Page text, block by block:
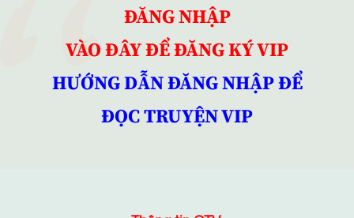
ĐĂNG NHẬP
VÀO ĐÂY ĐỂ ĐĂNG KÝ VIP
HƯỚNG DẪN ĐĂNG NHẬP ĐỂ
ĐỌC TRUYỆN VIP